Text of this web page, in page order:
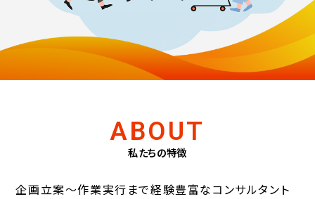
ABOUT
私たちの特徴
企画立案～作業実行まで経験豊富なコンサルタント